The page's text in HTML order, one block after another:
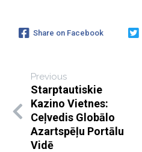
Share on Facebook
Previous
Starptautiskie
Kazino Vietnes:
Ceļvedis Globālo
Azartspēļu Portālu
Vidē